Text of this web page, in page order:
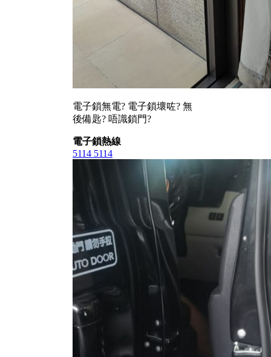
電子鎖無電? 電子鎖壞咗? 無
後備匙? 唔識鎖門?
電子鎖熱線
5114 5114